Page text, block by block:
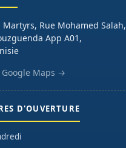
Martyrs, Rue Mohamed Salah,
App A01,
Maps →
D'OUVERTURE